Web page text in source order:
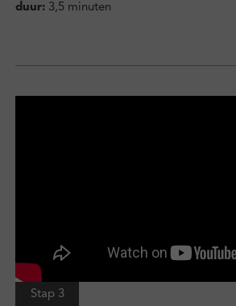
duur:3,5 minuten
Stap 3